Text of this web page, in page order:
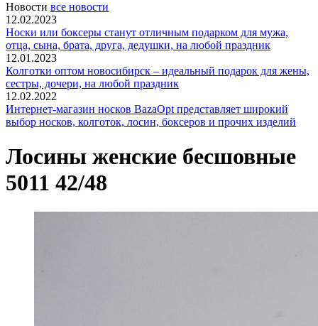
Новости все новости
12.02.2023
Носки или боксеры станут отличным подарком для мужа,
отца, сына, брата, друга, дедушки, на любой праздник
12.01.2023
Колготки оптом новосибирск – идеальный подарок для жены,
сестры, дочери, на любой праздник
12.02.2022
Интернет-магазин носков BazaOpt представляет широкий
выбор носков, колготок, лосин, боксеров и прочих изделий
Лосины женские бесшовные
5011 42/48